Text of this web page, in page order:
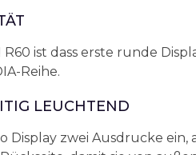
R60 ist dass erste runde
Reihe.
LEUCHTEND
Display zwei Ausdrucke ein,